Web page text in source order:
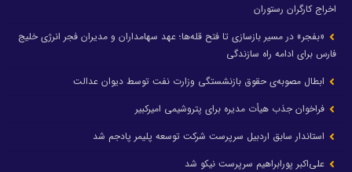
اخراج کارگران رستوران
«بفجر» در مسیر بازسازی تا فتح قله‌ها؛ عهد سهامداران و مدیران فجر انرژی خلیج
فارس برای ادامه راه سازندگی
ابطال مصوبه‌ی حقوق بازنشستگی وزارت نفت توسط دیوان عدالت
فراخوان جذب هیأت مدیره برای پتروشیمی امیرکبیر
استاندار سابق اردبیل سرپرست شرکت توسعه پلیمر پادجم شد
علی‌اکبر پورابراهیم سرپرست نیکو شد